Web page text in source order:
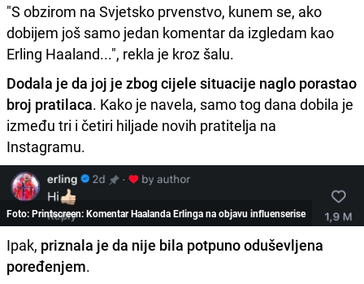
"S obzirom na Svjetsko prvenstvo, kunem se, ako
dobijem još samo jedan komentar da izgledam kao
Erling Haaland...", rekla je kroz šalu.
Dodala je da joj je zbog cijele situacije naglo porastao
broj pratilaca. Kako je navela, samo tog dana dobila je
između tri i četiri hiljade novih pratitelja na
Instagramu.
Foto: Printscreen: Komentar Haalanda Erlinga na objavu influenserise
Ipak, priznala je da nije bila potpuno oduševljena
poređenjem.